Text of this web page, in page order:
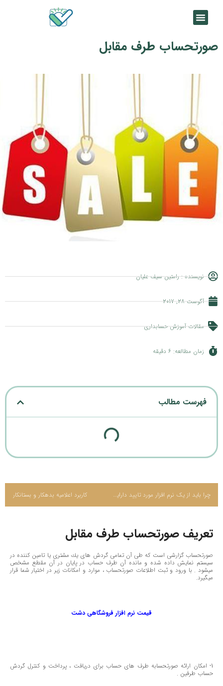
صورتحساب طرف مقابل
نویسنده :رامتین سیف علیان
آگوست 28, 2017
مقالات آموزش حسابداری
زمان مطالعه: 6 دقیقه
فهرست مطالب
چرا باید از یک نرم افزار مورد تایید دارایی استفاده کنیم؟ کاربرد اعلامیه بدهکار و بستانکار
تعریف صورتحساب طرف مقابل
صورتحساب گزارشی است كه طی آن تمامی گردش های یك مشتری یا تامین كننده در
سیستم نمایش داده شده و مانده آن طرف حساب در پایان در آن مقطع مشخص
میشود . با ورود و ثبت اطلاعات صورتحساب ، موارد و امكانات زیر در اختیار شما قرار
میگیرد.
قیمت نرم افزار فروشگاهی دشت
1- امكان ارائه صورتحسابه طرف های حساب برای دریافت ، پرداخت و كنترل گردش
حساب طرفین .